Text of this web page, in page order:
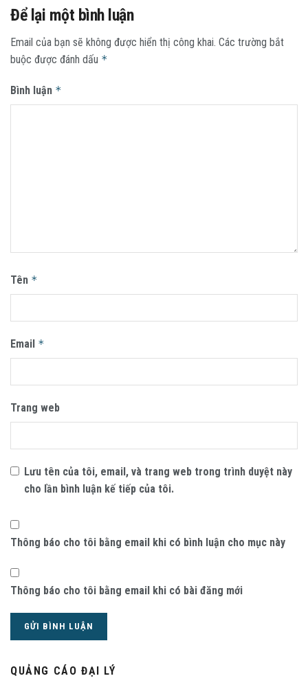
Để lại một bình luận
Email của bạn sẽ không được hiển thị công khai. Các trường bắt
buộc được đánh dấu *
Bình luận *
Tên *
Email *
Trang web
Lưu tên của tôi, email, và trang web trong trình duyệt này
cho lần bình luận kế tiếp của tôi.
Thông báo cho tôi bằng email khi có bình luận cho mục này
Thông báo cho tôi bằng email khi có bài đăng mới
QUẢNG CÁO ĐẠI LÝ